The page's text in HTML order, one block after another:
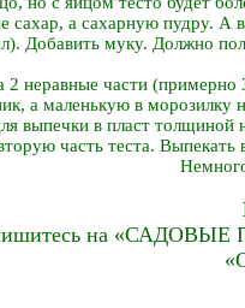
сахар, а сахарную пудру.
Добавить муку. Должно
2 неравные части
а маленькую в
выпечки в пласт
часть теста.
на «САДОВЫЕ